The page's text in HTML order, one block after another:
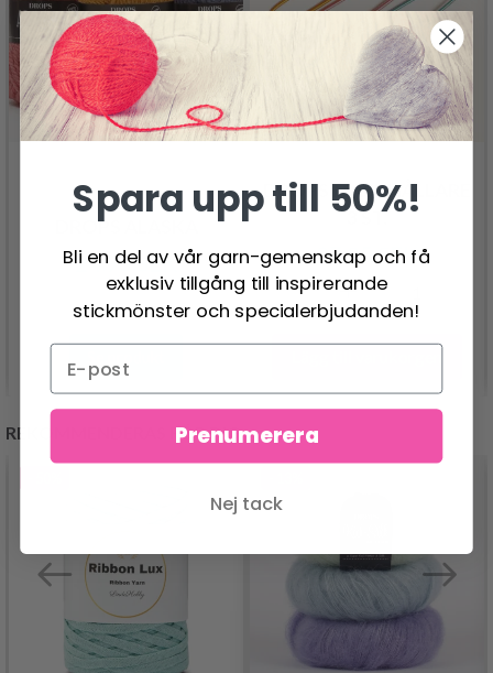
DROPS ALASKA
24.95 SEK
DROPS MASKHÅLLARE
3 ST.
27.95 SEK
REKOMMENDERAS FÖR DIG
Spara upp till 50%!
Bli en del av vår garn-gemenskap och få
exklusiv tillgång till inspirerande
stickmönster och specialerbjudanden!
Prenumerera
Nej tack